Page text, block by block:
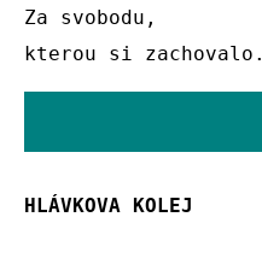
Za svobodu,
kterou si zachovalo.
HLÁVKOVA KOLEJ